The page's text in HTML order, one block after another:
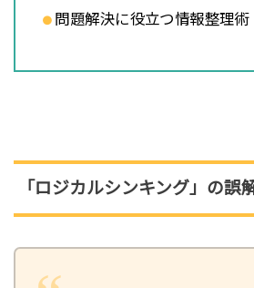
問題解決に役立つ情報整理術
「ロジカルシンキング」の誤